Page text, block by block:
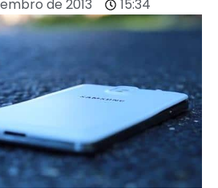
de 2013
15:34